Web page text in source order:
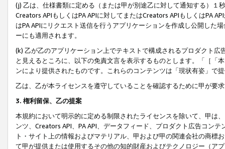
(j) 乙は、仕様書類に定める（または甲が別途乙に対して通知する）
Creators APIもしくはPA APIに対してまたはCreators APIもしくはPA
はPA APIにリクエスト送信を行うアプリケーションを作成し公開した
ーにも適用されます。
(k) 乙が乙のアプリケーション上でテキストで構成されるプロダクト
と見えるところに、以下の免責文言を表示するものとします。「［「
ンにより提供されたものです。これらのコンテンツは「現状有姿」で
乙は、乙が本ライセンスを遵守していることを確認するために甲が要
3. 権利留保、乙の提案
本規約において明示的に定める制限されたライセンスを除いて、甲は
ンツ、Creators API、PA API、データフィード、プロダクト広告コン
ト・サイト上の情報およびマテリアル、甲および甲の関連会社の商
て甲が提供または使用するその他の知的財産およびテクノロジー（ア